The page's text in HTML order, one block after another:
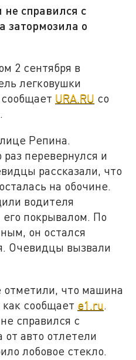
справился с
о
2 сентября в
легковушки
URA.RU со
Репина.
перевернулся и
рассказали, что
на обочине.
водителя
покрывалом. По
он остался
Очевидцы вызвали
что машина
сообщает e1.ru.
справился с
авто отлетели
лобовое стекло.